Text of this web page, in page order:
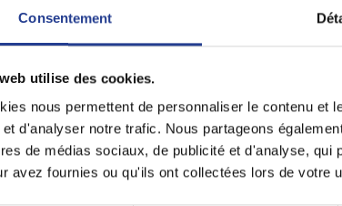
Consentement
utilise des cookies.
nous permettent de personnaliser le contenu et
d'analyser notre trafic. Nous partageons
de médias sociaux, de publicité et d'analyse,
avez fournies ou qu'ils ont collectées lors de votre
Manual.pdf